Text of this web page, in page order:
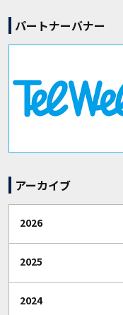
パートナーバナー
アーカイブ
2026
2025
2024